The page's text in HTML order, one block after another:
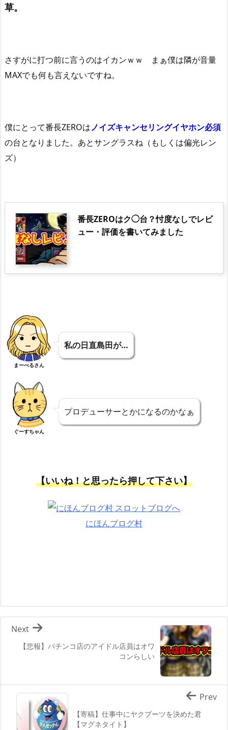
草。
さすがに打つ前に言うのはイカンｗｗ まぁ僕は隣が音量
MAXでも何も言えないですね。
僕にとって番長ZEROはノイズキャンセリングイヤホン必須
の台となりました。あとサングラスね（もしくは偏光レン
ズ）
番長ZEROはク◯台？忖度なしでレビ
ュー・評価を書いてみました
まーべるさん
私の日直島田が…
ぐーすちゃん
プロデューサーとかになるのかなぁ
【いいね！と思ったら押して下さい】
にほんブログ村
【悲報】パチンコ店のアイドル店員はオワ
コンらしい
Next
【寄稿】仕事中にヤクブーツを決めた君
【マグネタイト】
Prev